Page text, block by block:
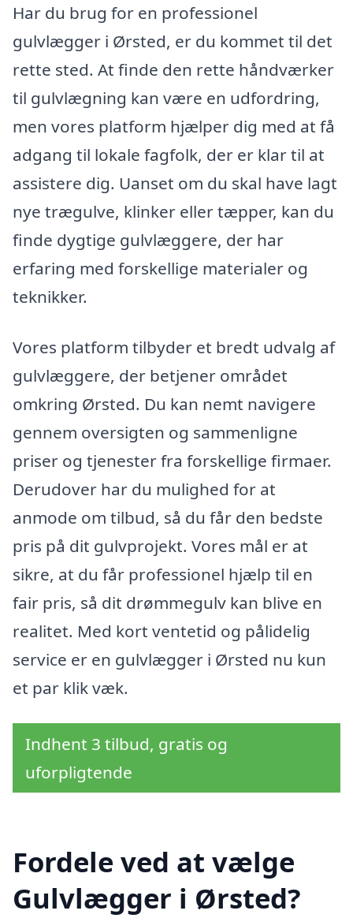
Har du brug for en professionel
gulvlægger i Ørsted, er du kommet til det
rette sted. At finde den rette håndværker
til gulvlægning kan være en udfordring,
men vores platform hjælper dig med at få
adgang til lokale fagfolk, der er klar til at
assistere dig. Uanset om du skal have lagt
nye trægulve, klinker eller tæpper, kan du
finde dygtige gulvlæggere, der har
erfaring med forskellige materialer og
teknikker.
Vores platform tilbyder et bredt udvalg af
gulvlæggere, der betjener området
omkring Ørsted. Du kan nemt navigere
gennem oversigten og sammenligne
priser og tjenester fra forskellige firmaer.
Derudover har du mulighed for at
anmode om tilbud, så du får den bedste
pris på dit gulvprojekt. Vores mål er at
sikre, at du får professionel hjælp til en
fair pris, så dit drømmegulv kan blive en
realitet. Med kort ventetid og pålidelig
service er en gulvlægger i Ørsted nu kun
et par klik væk.
Indhent 3 tilbud, gratis og
uforpligtende
Fordele ved at vælge
Gulvlægger i Ørsted?